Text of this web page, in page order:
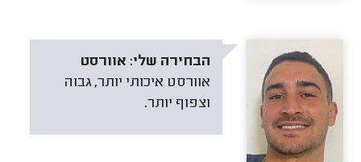
הבחירה שלי: אוורסט
אוורסט איכותי יותר, גבוה
וצפוף יותר.